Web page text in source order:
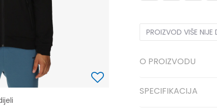
PROIZVOD VIŠE NIJE
O PROIZVODU
SPECIFIKACIJA